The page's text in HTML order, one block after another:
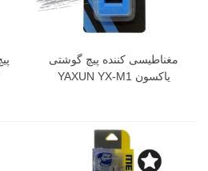
مغناطیسی کننده پیچ گوشتی
یاکسون YAXUN YX-M1